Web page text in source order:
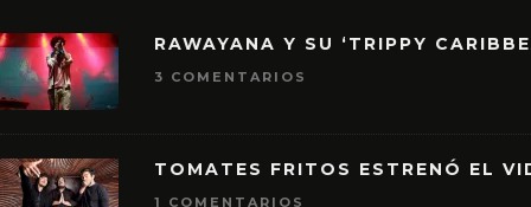
RAWAYANA Y SU ‘TRIPPY
3 COMENTARIOS
TOMATES FRITOS ESTRENÓ EL
1 COMENTARIOS